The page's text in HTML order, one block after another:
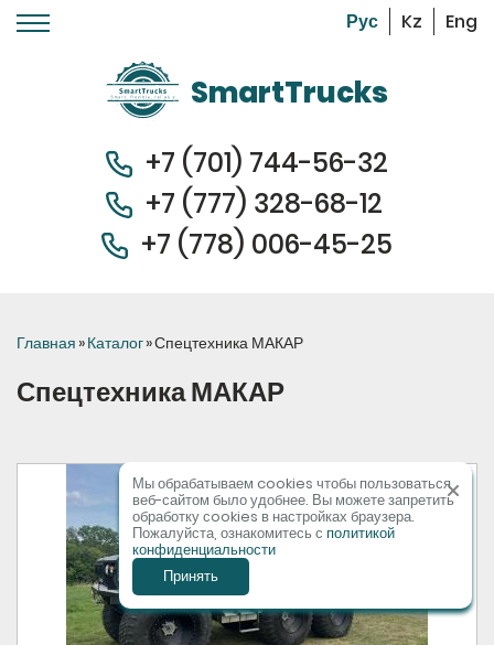
Перейти к основному содержанию
SmartTrucks
+7 (701) 744-56-32
+7 (777) 328-68-12
+7 (778) 006-45-25
Kz Eng
Вы здесь
Главная »Каталог»Спецтехника МАКАР
Спецтехника МАКАР
Мы обрабатываем cookies чтобы пользоваться
веб-сайтом было удобнее. Вы можете запретить
обработку сookies в настройках браузера.
Пожалуйста, ознакомитесь с политикой
конфиденциальности
Принять